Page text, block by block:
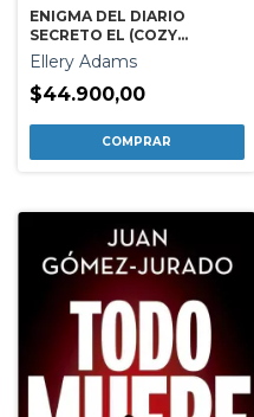
ENIGMA DEL DIARIO
SECRETO EL (COZY
MYSTERY)
Ellery Adams
$44.900,00